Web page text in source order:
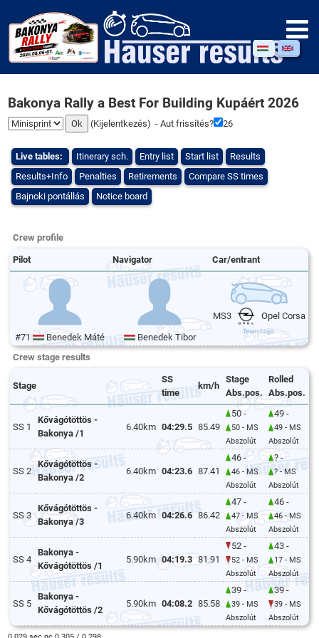
Bakonya Rally a Best For Building Kupáért 2026
(Kijelentkezés) - Aut frissítés? 26
Live tables: Itinerary sch. Entry list Start list
Results
Results+Info
Penalties Retirements
Compare SS times
Bajnoki pontállás
Notice board
Crew profile
Pilot Navigator Car/entrant
#71 Benedek Máté Benedek Tibor
MS3 Opel Corsa
Crew stage results
Stage
SS
time
km/h
Stage
Abs.pos.
Rolled
Abs.pos.
SS 1
Kővágótöttös -
Bakonya /1
6.40km 04:29.5 85.49
50 -
50 - MS
Abszolút
49 -
49 - MS
Abszolút
SS 2
Kővágótöttös -
Bakonya /2
6.40km 04:23.6 87.41
46 -
46 - MS
Abszolút
? -
? - MS
Abszolút
SS 3
Kővágótöttös -
Bakonya /3
6.40km 04:26.6 86.42
47 -
47 - MS
Abszolút
46 -
46 - MS
Abszolút
SS 4
Bakonya -
Kővágótöttös /1
5.90km 04:19.3 81.91
52 -
52 - MS
Abszolút
43 -
17 - MS
Abszolút
SS 5
Bakonya -
Kővágótöttös /2
5.90km 04:08.2 85.58
39 -
39 - MS
Abszolút
39 -
39 - MS
Abszolút